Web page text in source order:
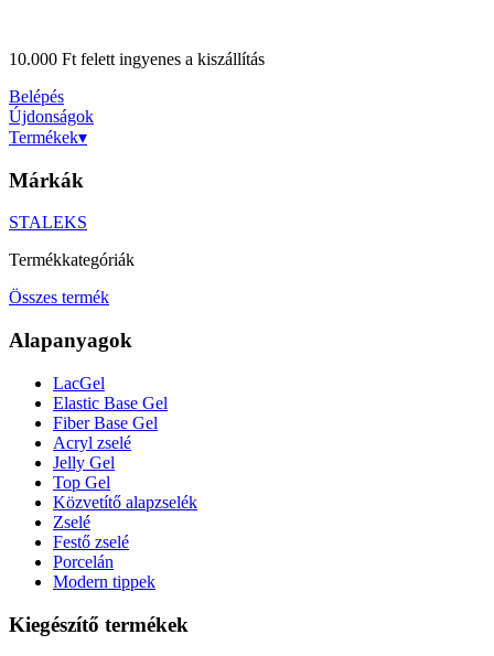
10.000 Ft felett ingyenes a kiszállítás
Belépés
Újdonságok
Termékek▾
Márkák
STALEKS
Termékkategóriák
Összes termék
Alapanyagok
LacGel
Elastic Base Gel
Fiber Base Gel
Acryl zselé
Jelly Gel
Top Gel
Közvetítő alapzselék
Zselé
Festő zselé
Porcelán
Modern tippek
Kiegészítő termékek